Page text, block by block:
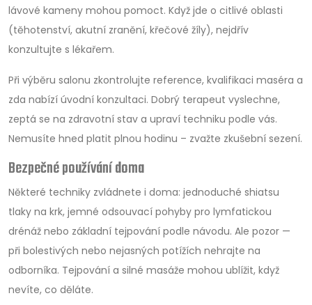
lávové kameny mohou pomoct. Když jde o citlivé oblasti
(těhotenství, akutní zranění, křečové žíly), nejdřív
konzultujte s lékařem.
Při výběru salonu zkontrolujte reference, kvalifikaci maséra a
zda nabízí úvodní konzultaci. Dobrý terapeut vyslechne,
zeptá se na zdravotní stav a upraví techniku podle vás.
Nemusíte hned platit plnou hodinu – zvažte zkušební sezení.
Bezpečné používání doma
Některé techniky zvládnete i doma: jednoduché shiatsu
tlaky na krk, jemné odsouvací pohyby pro lymfatickou
drénáž nebo základní tejpování podle návodu. Ale pozor —
při bolestivých nebo nejasných potížích nehrajte na
odborníka. Tejpování a silné masáže mohou ublížit, když
nevíte, co děláte.